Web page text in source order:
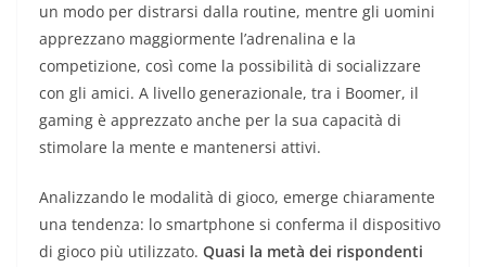
un modo per distrarsi dalla routine, mentre gli uomini
apprezzano maggiormente l’adrenalina e la
competizione, così come la possibilità di socializzare
con gli amici. A livello generazionale, tra i Boomer, il
gaming è apprezzato anche per la sua capacità di
stimolare la mente e mantenersi attivi.
Analizzando le modalità di gioco, emerge chiaramente
una tendenza: lo smartphone si conferma il dispositivo
di gioco più utilizzato. Quasi la metà dei rispondenti